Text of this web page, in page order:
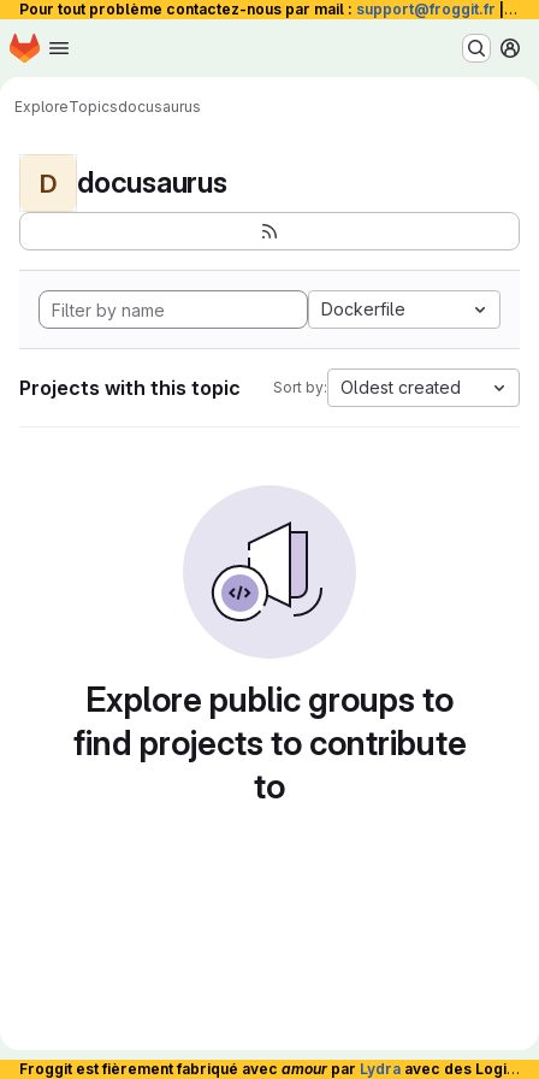
Pour tout problème contactez-nous par mail : support@froggit.fr La
Skip to main content
Homepage
ExploreTopicsdocusaurus
D docusaurus
Dockerfile
Projects with this topic Sort by: Oldest created
Explore public groups to
find projects to contribute
to
Froggit est fièrement fabriqué avec amour par Lydra avec des Logiciels Libres et hébergé en